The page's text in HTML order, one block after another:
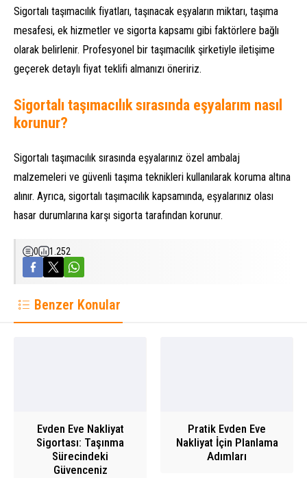
Sigortalı taşımacılık fiyatları, taşınacak eşyaların miktarı, taşıma
mesafesi, ek hizmetler ve sigorta kapsamı gibi faktörlere bağlı
olarak belirlenir. Profesyonel bir taşımacılık şirketiyle iletişime
geçerek detaylı fiyat teklifi almanızı öneririz.
Sigortalı taşımacılık sırasında eşyalarım nasıl
korunur?
Sigortalı taşımacılık sırasında eşyalarınız özel ambalaj
malzemeleri ve güvenli taşıma teknikleri kullanılarak koruma altına
alınır. Ayrıca, sigortalı taşımacılık kapsamında, eşyalarınız olası
hasar durumlarına karşı sigorta tarafından korunur.
0 1.252
Benzer Konular
Evden Eve Nakliyat
Sigortası: Taşınma
Sürecindeki
Güvenceniz
Pratik Evden Eve
Nakliyat İçin Planlama
Adımları